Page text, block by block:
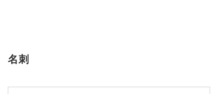
名刺